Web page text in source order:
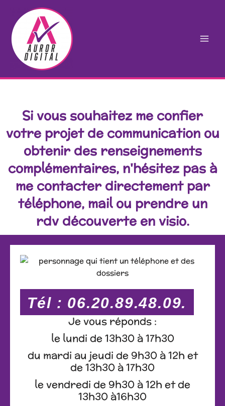
contenu
Si vous souhaitez me confier
votre projet de communication ou
obtenir des renseignements
complémentaires, n'hésitez pas à
me contacter directement par
téléphone, mail ou prendre un
rdv découverte en visio.
Tél : 06.20.89.48.09.
Je vous réponds :
le lundi de 13h30 à 17h30
du mardi au jeudi de 9h30 à 12h et
de 13h30 à 17h30
le vendredi de 9h30 à 12h et de
13h30 à16h30